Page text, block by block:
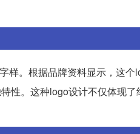
样。根据品牌资料显示，这个
性。这种logo设计不仅体现了